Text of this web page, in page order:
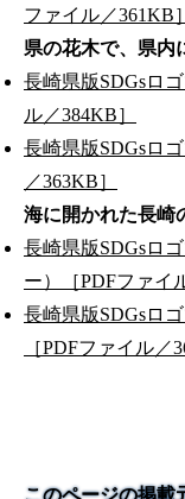
ファイル／361KB］
県の花木で、県内
長崎県版SDGsロ
ル／384KB］
長崎県版SDGsロ
／363KB］
海に開かれた長崎
長崎県版SDGsロ
ー）［PDFファイ
長崎県版SDGsロ
［PDFファイル／
このページの掲載